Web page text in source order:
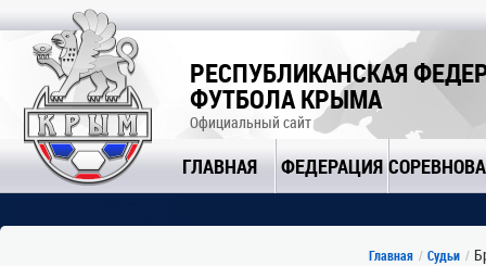
РЕСПУБЛИКАНСКАЯ
ФУТБОЛА КРЫМА
Официальный сайт
ГЛАВНАЯ ФЕДЕРАЦИЯ
Главная Судьи